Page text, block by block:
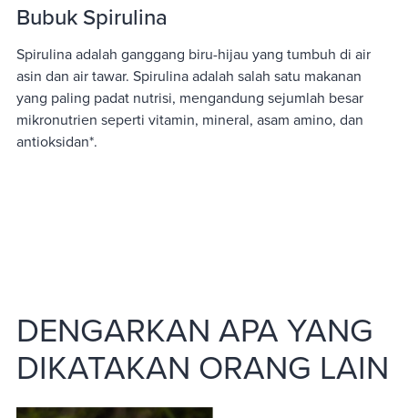
Bubuk Spirulina
Spirulina adalah ganggang biru-hijau yang tumbuh di air
asin dan air tawar. Spirulina adalah salah satu makanan
yang paling padat nutrisi, mengandung sejumlah besar
mikronutrien seperti vitamin, mineral, asam amino, dan
antioksidan*.
DENGARKAN APA YANG
DIKATAKAN ORANG LAIN